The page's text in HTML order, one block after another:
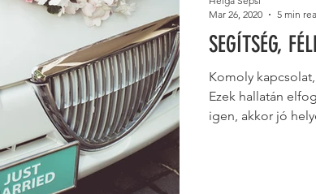
SEGÍTSÉG,
Komoly
Ezek hallatán
igen, akkor jó
Mar 26, 2020
5 min